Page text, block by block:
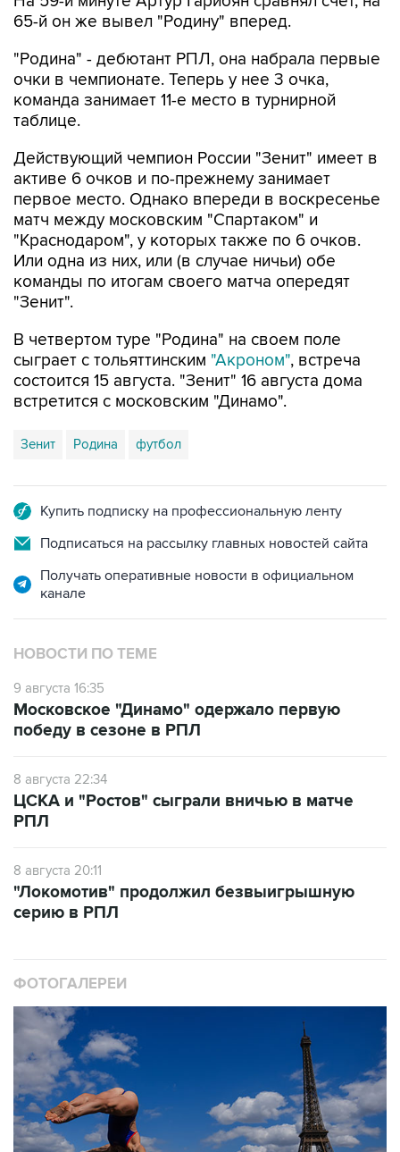
65-й он же вывел "Родину" вперед.
"Родина" - дебютант РПЛ, она набрала первые
очки в чемпионате. Теперь у нее 3 очка,
команда занимает 11-е место в турнирной
таблице.
Действующий чемпион России "Зенит" имеет в
активе 6 очков и по-прежнему занимает
первое место. Однако впереди в воскресенье
матч между московским "Спартаком" и
"Краснодаром", у которых также по 6 очков.
Или одна из них, или (в случае ничьи) обе
команды по итогам своего матча опередят
"Зенит".
В четвертом туре "Родина" на своем поле
сыграет с тольяттинским "Акроном", встреча
состоится 15 августа. "Зенит" 16 августа дома
встретится с московским "Динамо".
Зенит Родина футбол
Купить подписку на профессиональную ленту
Подписаться на рассылку главных новостей сайта
Получать оперативные новости в официальном
канале
НОВОСТИ ПО ТЕМЕ
9 августа 16:35
Московское "Динамо" одержало первую
победу в сезоне в РПЛ
8 августа 22:34
ЦСКА и "Ростов" сыграли вничью в матче
РПЛ
8 августа 20:11
"Локомотив" продолжил безвыигрышную
серию в РПЛ
ФОТОГАЛЕРЕИ